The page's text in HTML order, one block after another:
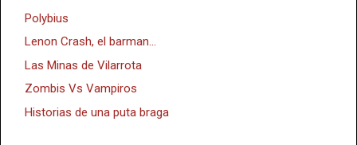
Polybius
Lenon Crash, el barman...
Las Minas de Vilarrota
Zombis Vs Vampiros
Historias de una puta braga